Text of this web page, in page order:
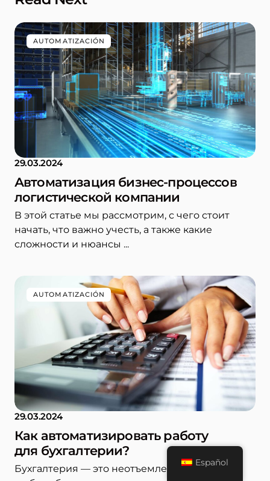
AUTOMATIZACIÓN
29.03.2024
Автоматизация бизнес-процессов
логистической компании
В этой статье мы рассмотрим, с чего стоит
начать, что важно учесть, а также какие
сложности и нюансы ...
AUTOMATIZACIÓN
29.03.2024
Как автоматизировать работу
для бухгалтерии?
Бухгалтерия — это неотъемлемый аспект
Español